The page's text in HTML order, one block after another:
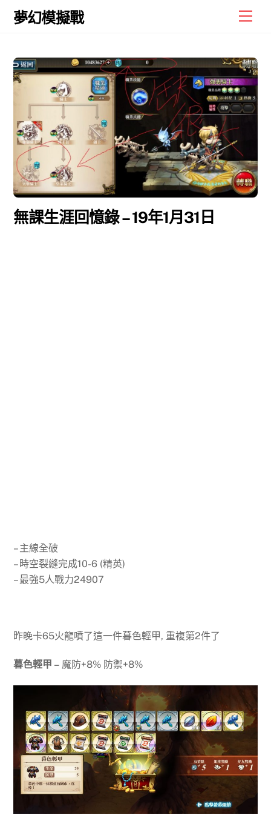
Skip
夢幻模擬戰
無課生涯回憶錄 – 19年1月31日
– 主線全破
– 時空裂縫完成10-6 (精英)
– 最強5人戰力24907
昨晚卡65火龍噴了這一件暮色輕甲, 重複第2件了
暮色輕甲 – 魔防+8% 防禦+8%